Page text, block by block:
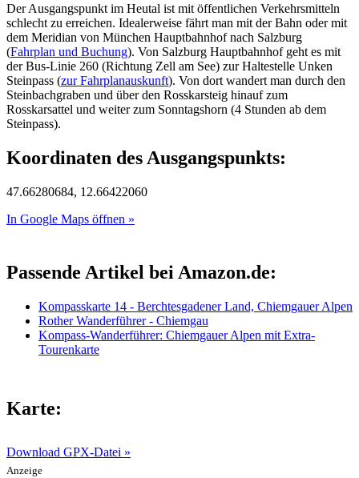
Der Ausgangspunkt im Heutal ist mit öffentlichen Verkehrsmitteln
schlecht zu erreichen. Idealerweise fährt man mit der Bahn oder mit
dem Meridian von München Hauptbahnhof nach Salzburg
(Fahrplan und Buchung). Von Salzburg Hauptbahnhof geht es mit
der Bus-Linie 260 (Richtung Zell am See) zur Haltestelle Unken
Steinpass (zur Fahrplanauskunft). Von dort wandert man durch den
Steinbachgraben und über den Rosskarsteig hinauf zum
Rosskarsattel und weiter zum Sonntagshorn (4 Stunden ab dem
Steinpass).
Koordinaten des Ausgangspunkts:
47.66280684, 12.66422060
In Google Maps öffnen »
Passende Artikel bei Amazon.de:
Kompasskarte 14 - Berchtesgadener Land, Chiemgauer Alpen
Rother Wanderführer - Chiemgau
Kompass-Wanderführer: Chiemgauer Alpen mit Extra-
Tourenkarte
Karte:
Download GPX-Datei »
Anzeige